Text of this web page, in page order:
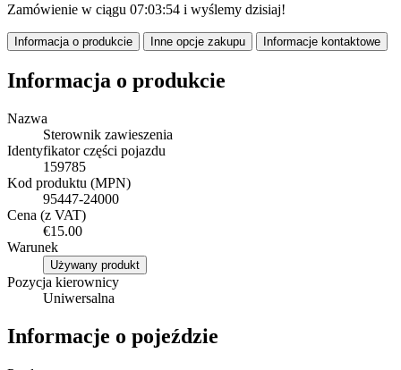
Zamówienie w ciągu 07:03:53 i wyślemy dzisiaj!
Informacja o produkcie Inne opcje zakupu Informacje kontaktowe
Informacja o produkcie
Nazwa
Sterownik zawieszenia
Identyfikator części pojazdu
159785
Kod produktu (MPN)
95447-24000
Cena (z VAT)
€15.00
Warunek
Używany produkt
Pozycja kierownicy
Uniwersalna
Informacje o pojeździe